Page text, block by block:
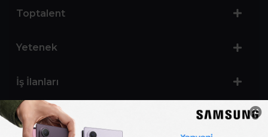
Toptalent
Yetenek
İş İlanları
Sertifika Programları